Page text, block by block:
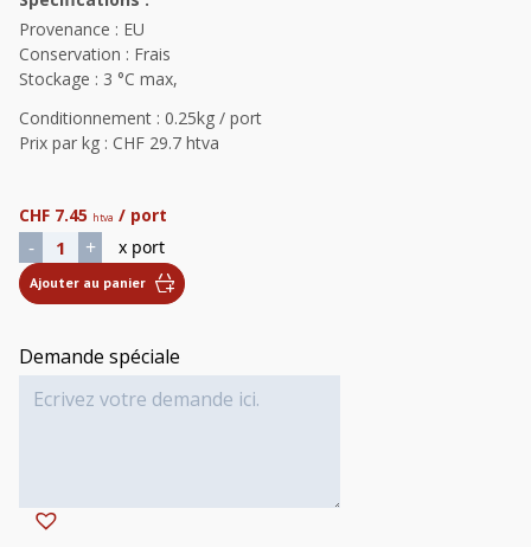
Provenance : EU
Conservation : Frais
Stockage : 3 °C max,
Conditionnement : 0.25kg / port
Prix par kg : CHF 29.7 htva
CHF 7.45 htva / port
- quantité de Bourguignonne de Sanglier
+ x port
Ajouter au panier
Demande spéciale
Alternative: